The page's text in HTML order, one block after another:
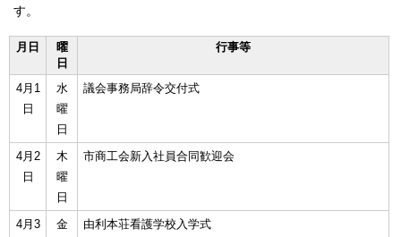
す。
月日
曜
日
行事等
4月1
日
水
曜
日
議会事務局辞令交付式
4月2
日
木
曜
日
市商工会新入社員合同歓迎会
4月3
金
由利本荘看護学校入学式